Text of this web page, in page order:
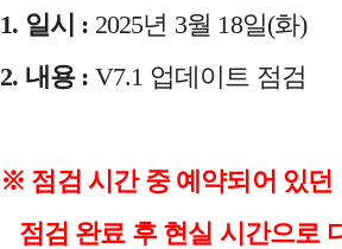
1. 일시 : 2025년 3월 18일(화)
2. 내용 : V7.1 업데이트 점검
※ 점검 시간 중 예약되어 있
점검 완료 후 현실 시간으로